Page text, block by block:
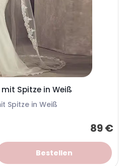
Spitze in Weiß
Spitze in Weiß
89 €